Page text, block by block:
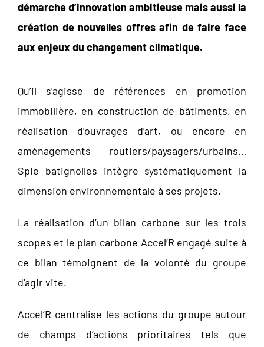
démarche d’innovation ambitieuse mais aussi la
création de nouvelles offres afin de faire face
aux enjeux du changement climatique.
Qu’il s’agisse de références en promotion
immobilière, en construction de bâtiments, en
réalisation d’ouvrages d’art, ou encore en
aménagements routiers/paysagers/urbains…
Spie batignolles intègre systématiquement la
dimension environnementale à ses projets.
La réalisation d’un bilan carbone sur les trois
scopes et le plan carbone Accel’R engagé suite à
ce bilan témoignent de la volonté du groupe
d’agir vite.
Accel’R centralise les actions du groupe autour
de champs d’actions prioritaires tels que